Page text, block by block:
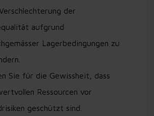
der
aufgrund
Lagerbedingungen zu
Sie für die Gewissheit, dass
Ressourcen vor
geschützt sind.